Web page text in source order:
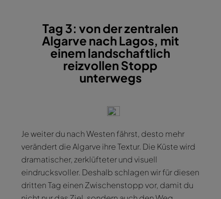
Tag 3: von der zentralen
Algarve nach Lagos, mit
einem landschaftlich
reizvollen Stopp
unterwegs
Je weiter du nach Westen fährst, desto mehr
verändert die Algarve ihre Textur. Die Küste wird
dramatischer, zerklüfteter und visuell
eindrucksvoller. Deshalb schlagen wir für diesen
dritten Tag einen Zwischenstopp vor, damit du